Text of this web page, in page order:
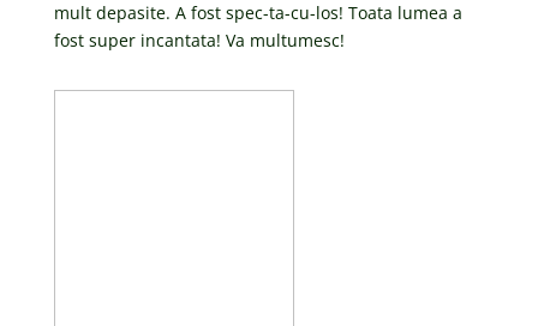
mult depasite. A fost spec-ta-cu-los! Toata lumea a
fost super incantata! Va multumesc!